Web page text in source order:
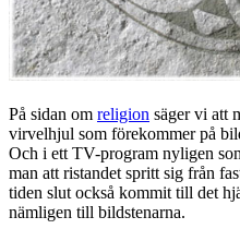
På sidan om religion säger vi att
virvelhjul som förekommer på
Och i ett TV-program nyligen
man att ristandet spritt sig från
tiden slut också kommit till det
nämligen till bildstenarna.